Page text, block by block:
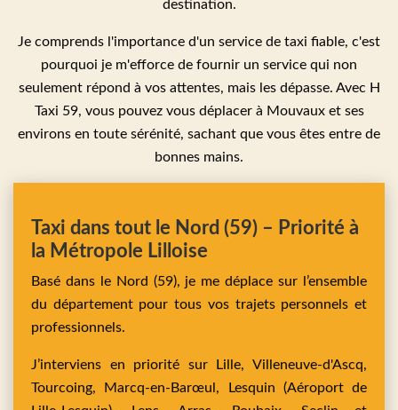
destination.
Je comprends l'importance d'un service de taxi fiable, c'est
pourquoi je m'efforce de fournir un service qui non
seulement répond à vos attentes, mais les dépasse. Avec H
Taxi 59, vous pouvez vous déplacer à Mouvaux et ses
environs en toute sérénité, sachant que vous êtes entre de
bonnes mains.
Taxi dans tout le Nord (59) – Priorité à
la Métropole Lilloise
Basé dans le Nord (59), je me déplace sur l’ensemble
du département pour tous vos trajets personnels et
professionnels.
J’interviens en priorité surLille,Villeneuve-d'Ascq,
Tourcoing,
Marcq-en-Barœul, Lesquin (Aéroport de